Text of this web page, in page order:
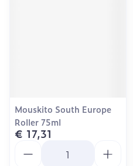
Mouskito South Europe
Roller 75ml
€ 17,31